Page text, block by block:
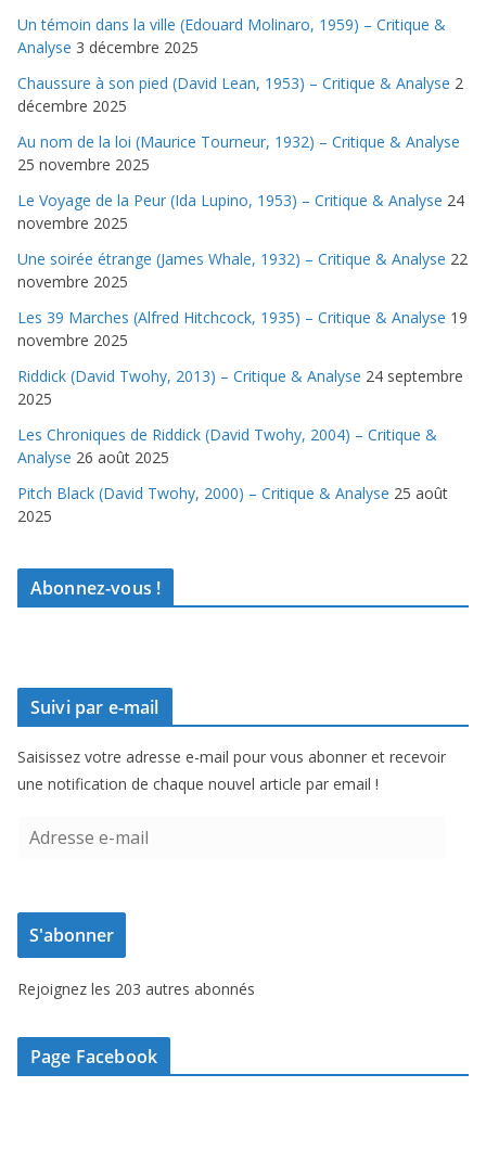
Un témoin dans la ville (Edouard Molinaro, 1959) – Critique &
Analyse 3 décembre 2025
Chaussure à son pied (David Lean, 1953) – Critique & Analyse 2
décembre 2025
Au nom de la loi (Maurice Tourneur, 1932) – Critique & Analyse
25 novembre 2025
Le Voyage de la Peur (Ida Lupino, 1953) – Critique & Analyse 24
novembre 2025
Une soirée étrange (James Whale, 1932) – Critique & Analyse 22
novembre 2025
Les 39 Marches (Alfred Hitchcock, 1935) – Critique & Analyse 19
novembre 2025
Riddick (David Twohy, 2013) – Critique & Analyse 24 septembre
2025
Les Chroniques de Riddick (David Twohy, 2004) – Critique &
Analyse 26 août 2025
Pitch Black (David Twohy, 2000) – Critique & Analyse 25 août
2025
Abonnez-vous !
Suivi par e-mail
Saisissez votre adresse e-mail pour vous abonner et recevoir
une notification de chaque nouvel article par email !
e
s
e
-
m
S'abonner
Rejoignez les 203 autres abonnés
Page Facebook